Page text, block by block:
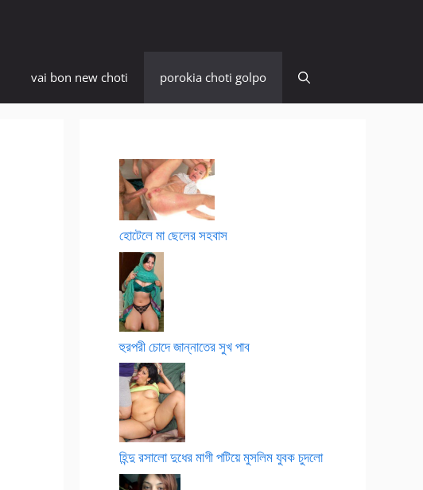
vai bon new choti porokia choti golpo
হোটেলে মা ছেলের সহবাস
হুরপরী চোদে জান্নাতের সুখ পাব
হিন্দু রসালো দুধের মাগী পটিয়ে মুসলিম যুবক চুদলো